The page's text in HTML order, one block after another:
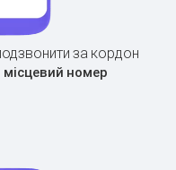
за кордон
місцевий номер